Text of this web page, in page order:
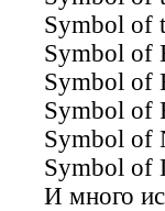
Symbol of
Symbol of
Symbol of
Symbol of
Symbol of
Symbol of
И много